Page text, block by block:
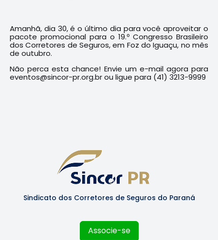
Amanhã, dia 30, é o último dia para você aproveitar o
pacote promocional para o 19.º Congresso Brasileiro
dos Corretores de Seguros, em Foz do Iguaçu, no mês
de outubro.
Não perca esta chance! Envie um e-mail agora para
eventos@sincor-pr.org.br ou ligue para (41) 3213-9999
Sindicato dos Corretores de Seguros do Paraná
Associe-se